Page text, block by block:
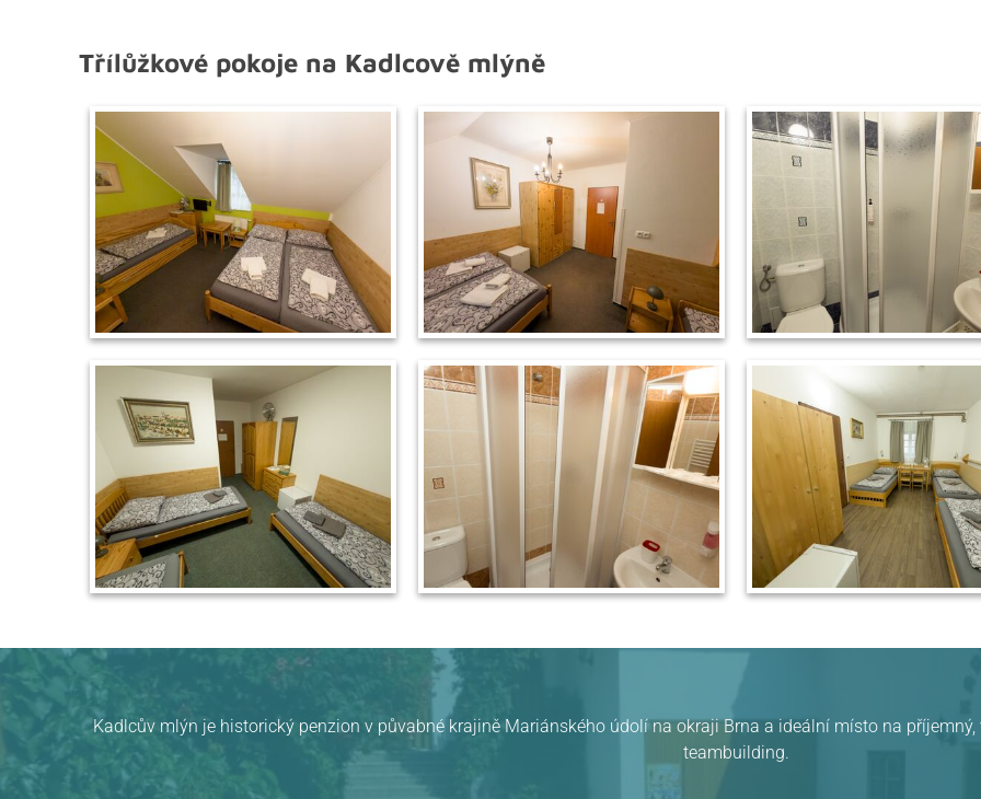
Třílůžkové pokoje na Kadlcově mlýně
Kadlcův mlýn je historický penzion v půvabné krajině Mariánského údolí na okraji Brna a ideální místo na
teambuilding.